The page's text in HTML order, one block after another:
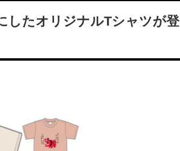
したオリジナルTシャツが登